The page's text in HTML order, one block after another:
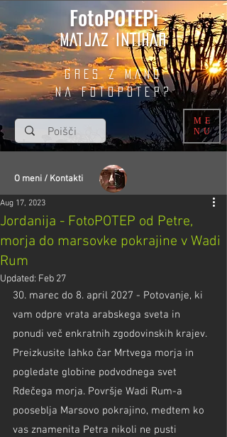
FotoPOTEPi
MATJAZ INTIHAR
GRES Z MANO
na fotopotep?
ME
NU
O meni / Kontakti
Jordanija - FotoPOTEP od Petre,
morja do marsovke pokrajine v Wadi
Rum
Aug 17, 2023
Updated: Feb 27
30. marec do 8. april 2027 - Potovanje, ki
vam odpre vrata arabskega sveta in
ponudi več enkratnih zgodovinskih krajev.
Preizkusite lahko čar Mrtvega morja in
pogledate globine podvodnega svet
Rdečega morja. Površje Wadi Rum-a
pooseblja Marsovo pokrajino, medtem ko
vas znamenita Petra nikoli ne pusti